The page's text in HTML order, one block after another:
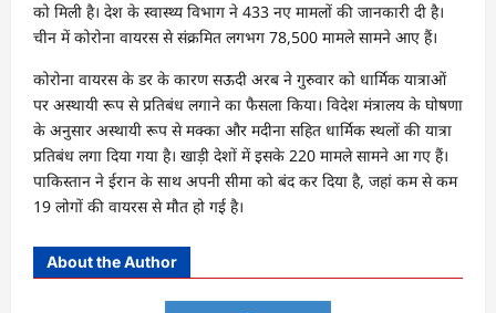
को मिली है। देश के स्वास्थ्य विभाग ने 433 नए मामलों की जानकारी दी है।
चीन में कोरोना वायरस से संक्रमित लगभग 78,500 मामले सामने आए हैं।
कोरोना वायरस के डर के कारण सऊदी अरब ने गुरुवार को धार्मिक यात्राओं
पर अस्थायी रूप से प्रतिबंध लगाने का फैसला किया। विदेश मंत्रालय के घोषणा
के अनुसार अस्थायी रूप से मक्का और मदीना सहित धार्मिक स्थलों की यात्रा
प्रतिबंध लगा दिया गया है। खाड़ी देशों में इसके 220 मामले सामने आ गए हैं।
पाकिस्तान ने ईरान के साथ अपनी सीमा को बंद कर दिया है, जहां कम से कम
19 लोगों की वायरस से मौत हो गई है।
About the Author